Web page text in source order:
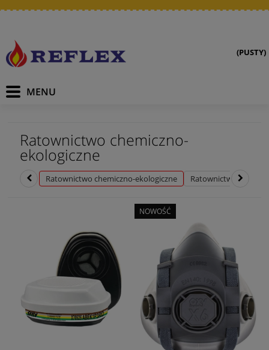
(PUSTY)
Ratownictwo chemiczno-
ekologiczne
Ratownictwo chemiczno-ekologiczne Ratownictwo wodne
NOWOŚĆ